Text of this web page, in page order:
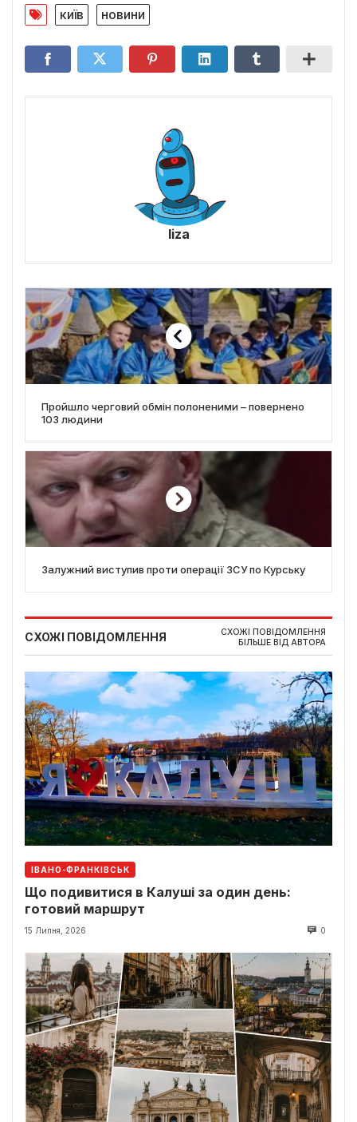
київ новини
liza
Пройшло черговий обмін полоненими – повернено
103 людини
Залужний виступив проти операції ЗСУ по Курську
СХОЖІ ПОВІДОМЛЕННЯ
СХОЖІ ПОВІДОМЛЕННЯ
БІЛЬШЕ ВІД АВТОРА
ІВАНО-ФРАНКІВСЬК
Що подивитися в Калуші за один день:
готовий маршрут
15 Липня, 2026 0